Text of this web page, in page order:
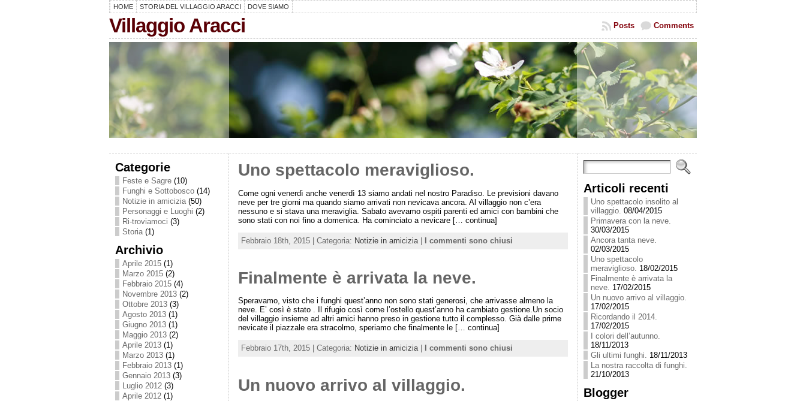
HOME STORIA DEL VILLAGGIO ARACCI DOVE SIAMO
Villaggio Aracci Comments
Posts
Categorie
Feste e Sagre (10)
Funghi e Sottobosco (14)
Notizie in amicizia(50)
Personaggi e Luoghi (2)
Ri-troviamoci (3)
Storia(1)
Archivio
Aprile 2015 (1)
Marzo 2015 (2)
Febbraio 2015 (4)
Novembre 2013 (2)
Ottobre 2013 (3)
Agosto 2013 (1)
Giugno 2013 (1)
Maggio 2013 (2)
Aprile 2013 (1)
Marzo 2013 (1)
Febbraio 2013 (1)
Gennaio 2013 (3)
Luglio 2012 (3)
Aprile 2012 (1)
Uno spettacolo meraviglioso.
Come ogni venerdì anche venerdì 13 siamo andati nel nostro Paradiso. Le previsioni davano
neve per tre giorni ma quando siamo arrivati non nevicava ancora. Al villaggio non c’era
nessuno e si stava una meraviglia. Sabato avevamo ospiti parenti ed amici con bambini che
sono stati con noi fino a domenica. Ha cominciato a nevicare [… continua]
Febbraio 18th, 2015 | Categoria: Notizie in amicizia | I commenti sono chiusi
Finalmente è arrivata la neve.
Speravamo, visto che i funghi quest’anno non sono stati generosi, che arrivasse almeno la
neve. E’ così è stato . Il rifugio così come l’ostello quest’anno ha cambiato gestione.Un socio
del villaggio insieme ad altri amici hanno preso in gestione tutto il complesso. Già dalle prime
nevicate il piazzale era stracolmo, speriamo che finalmente le [… continua]
Febbraio 17th, 2015 | Categoria: Notizie in amicizia| I commenti sono chiusi
Un nuovo arrivo al villaggio.
Articoli recenti
Uno spettacolo insolito al
villaggio. 08/04/2015
Primavera con la neve.
30/03/2015
Ancora tanta neve.
02/03/2015
Uno spettacolo
meraviglioso. 18/02/2015
Finalmente è arrivata la
neve. 17/02/2015
Un nuovo arrivo al villaggio.
17/02/2015
Ricordando il 2014.
17/02/2015
I colori dell’autunno.
18/11/2013
Gli ultimi funghi. 18/11/2013
La nostra raccolta di funghi.
21/10/2013
Blogger